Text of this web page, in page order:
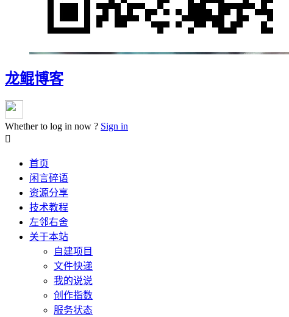
龙鲲博客
Whether to log in now ? Sign in

首页
闲言碎语
资源分享
技术教程
左邻右舍
关于本站
自建项目
文件快递
我的说说
创作指数
服务状态